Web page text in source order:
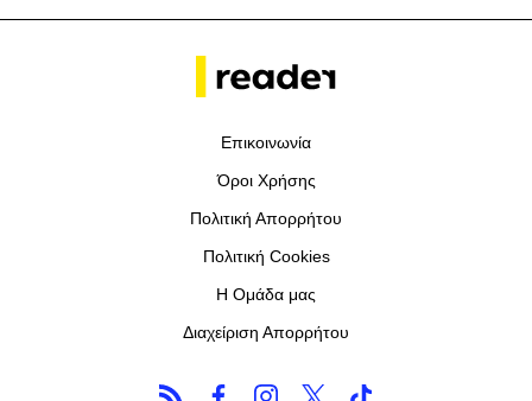
Επικοινωνία
Όροι Χρήσης
Πολιτική Απορρήτου
Πολιτική Cookies
Η Ομάδα μας
Διαχείριση Απορρήτου